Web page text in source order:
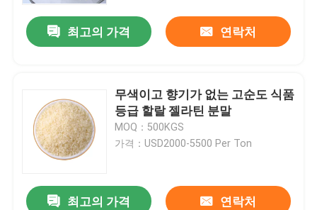
최고의 가격 연락처
무색이고 향기가 없는 고순도 식품
등급 할랄 젤라틴 분말
MOQ：500KGS
가격：USD2000-5500 Per Ton
최고의 가격 연락처